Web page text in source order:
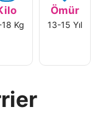
Kg
Ömür
13-15 Yıl